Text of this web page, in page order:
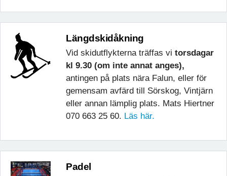
Längdskidåkning
Vid skidutflykterna träffas vi torsdagar
kl 9.30 (om inte annat anges),
antingen på plats nära Falun, eller för
gemensam avfärd till Sörskog, Vintjärn
eller annan lämplig plats. Mats Hiertner
070 663 25 60. Läs här.
Padel